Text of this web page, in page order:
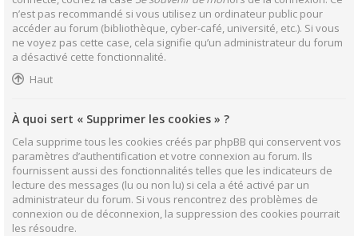
n’est pas recommandé si vous utilisez un ordinateur public pour
accéder au forum (bibliothèque, cyber-café, université, etc.). Si vous
ne voyez pas cette case, cela signifie qu’un administrateur du forum
a désactivé cette fonctionnalité.
Haut
À quoi sert « Supprimer les cookies » ?
Cela supprime tous les cookies créés par phpBB qui conservent vos
paramètres d’authentification et votre connexion au forum. Ils
fournissent aussi des fonctionnalités telles que les indicateurs de
lecture des messages (lu ou non lu) si cela a été activé par un
administrateur du forum. Si vous rencontrez des problèmes de
connexion ou de déconnexion, la suppression des cookies pourrait
les résoudre.